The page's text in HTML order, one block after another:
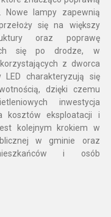
Nowe lampy zapewnią
się na większy
oraz poprawę
się po drodze, w
z dworca
LED charakteryzują się
dzięki czemu
inwestycja
kosztów eksploatacji i
kolejnym krokiem w
w gminie oraz
i osób